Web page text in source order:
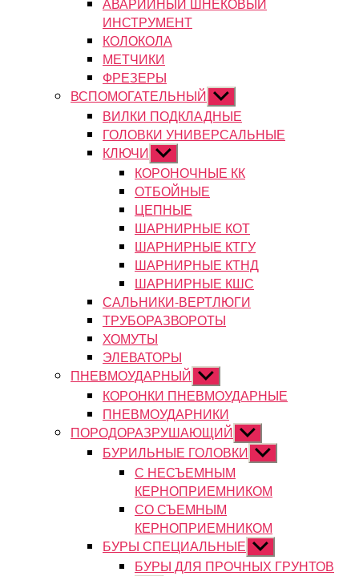
ИНСТРУМЕНТ
КОЛОКОЛА
МЕТЧИКИ
ФРЕЗЕРЫ
ВСПОМОГАТЕЛЬНЫЙ Показывать
подменю
ВИЛКИ ПОДКЛАДНЫЕ
ГОЛОВКИ УНИВЕРСАЛЬНЫЕ
КЛЮЧИ Показывать
подменю
КОРОНОЧНЫЕ КК
ОТБОЙНЫЕ
ЦЕПНЫЕ
ШАРНИРНЫЕ КОТ
ШАРНИРНЫЕ КТГУ
ШАРНИРНЫЕ КТНД
ШАРНИРНЫЕ КШС
САЛЬНИКИ-ВЕРТЛЮГИ
ТРУБОРАЗВОРОТЫ
ХОМУТЫ
ЭЛЕВАТОРЫ
ПНЕВМОУДАРНЫЙ Показывать
подменю
КОРОНКИ ПНЕВМОУДАРНЫЕ
ПНЕВМОУДАРНИКИ
ПОРОДОРАЗРУШАЮЩИЙ Показывать
подменю
БУРИЛЬНЫЕ ГОЛОВКИ Показывать
подменю
С НЕСЪЕМНЫМ
КЕРНОПРИЕМНИКОМ
СО СЪЕМНЫМ
КЕРНОПРИЕМНИКОМ
БУРЫ СПЕЦИАЛЬНЫЕ Показывать
подменю
БУРЫ ДЛЯ ПРОЧНЫХ ГРУНТОВ